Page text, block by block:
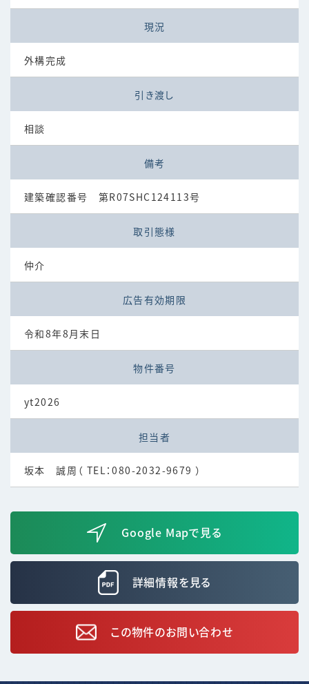
現況
外構完成
引き渡し
相談
備考
建築確認番号 第R07SHC124113号
取引態様
仲介
広告有効期限
令和8年8月末日
物件番号
yt2026
担当者
坂本 誠周（ TEL：080-2032-9679 ）
Google Mapで見る
詳細情報を見る
この物件のお問い合わせ